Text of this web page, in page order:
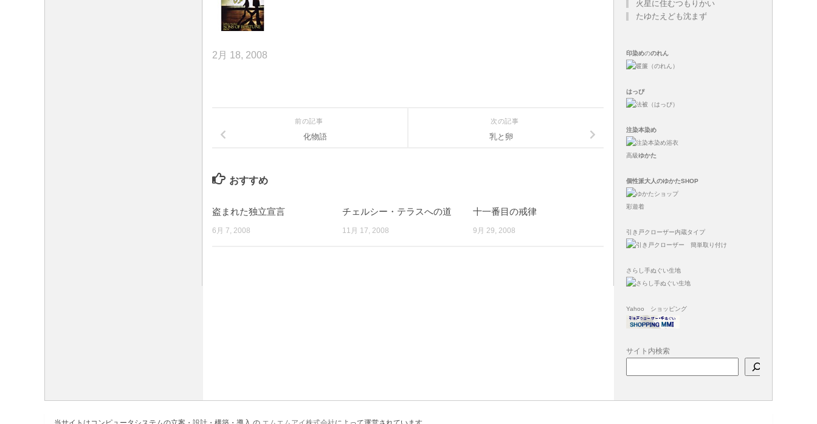
2月 18, 2008
次の記事
乳と卵
前の記事
化物語
おすすめ
盗まれた独立宣言
6月 7, 2008
チェルシー・テラスへの道
11月 17, 2008
十一番目の戒律
9月 29, 2008
火星に住むつもりかい
たゆたえども沈まず
印染めののれん
はっぴ
注染本染め
高級ゆかた
個性派大人のゆかたSHOP
彩遊着
引き戸クローザー内蔵タイプ
さらし手ぬぐい生地
Yahoo ショッピング
サイト内検索